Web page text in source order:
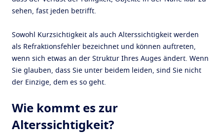
sehen, fast jeden betrifft.
Sowohl Kurzsichtigkeit als auch Alterssichtigkeit werden
als Refraktionsfehler bezeichnet und können auftreten,
wenn sich etwas an der Struktur Ihres Auges ändert. Wenn
Sie glauben, dass Sie unter beidem leiden, sind Sie nicht
der Einzige, dem es so geht.
Wie kommt es zur
Alterssichtigkeit?